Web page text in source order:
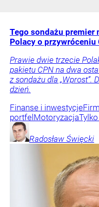
Tego sondażu premier
Polacy o przywróceniu
Prawie dwie trzecie
pakietu CPN na dwa
z sondażu dla „Wprost”.
dzień.
Finanse i inwestycje
portfel Motoryzacja
Radosław Święcki